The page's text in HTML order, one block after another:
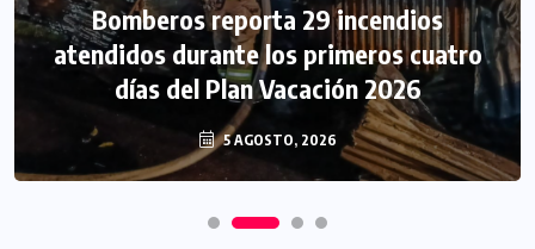
Bomberos reporta 29 incendios
atendidos durante los primeros cuatro
días del Plan Vacación 2026
5 AGOSTO, 2026